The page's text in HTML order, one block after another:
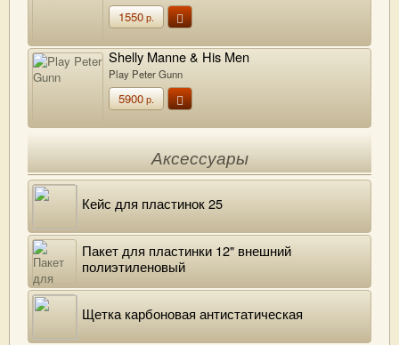
1550р.
Shelly Manne & His Men
Play Peter Gunn
5900р.
Аксессуары
Кейс для пластинок 25
Пакет для пластинки 12" внешний
полиэтиленовый
Щетка карбоновая антистатическая